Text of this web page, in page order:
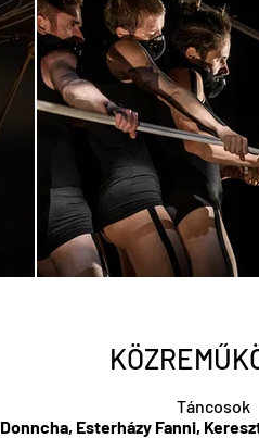
Táncosok
Esterházy Fanni,